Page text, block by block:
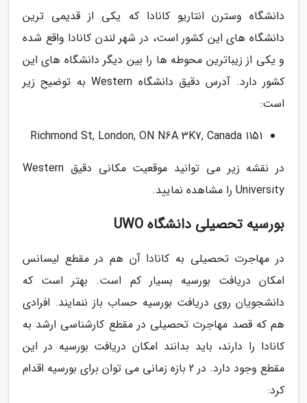
دانشگاه وسترن انتاریو کانادا که یکی از قدیمی ترین
دانشگاه های این کشور است، در شهر لندن کانادا واقع شده
و یکی از زیباترین محوطه ها را بین دیگر دانشگاه های این
کشور دارد. آدرس دقیق دانشگاه Western به توضیح زیر
است:
1151 Richmond St, London, ON N6A 3K7, Canada
در نقشه زیر می توانید موقعیت مکانی دقیق Western
University را مشاهده نمایید.
بورسیه تحصیلی دانشگاه UWO
در مهاجرت تحصیلی به کانادا آن هم در مقطع لیسانس
امکان دریافت بورسیه بسیار کم است. بهتر است که
دانشجویان روی دریافت بورسیه حساب باز ننمایند. افرادی
هم که قصد مهاجرت تحصیلی در مقطع کارشناسی ارشد به
کانادا را دارند، باید بدانند امکان دریافت بورسیه در این
مقطع وجود دارد. در 2 بازه زمانی می توان برای بورسیه اقدام
کرد: